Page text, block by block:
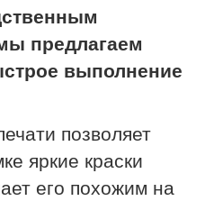
предлагаем
выполнение
позволяет
яркие краски
его похожим на